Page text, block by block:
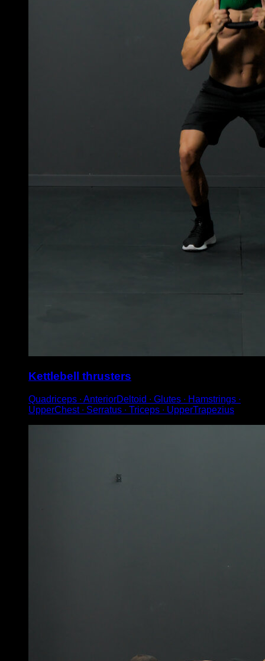
Kettlebell thrusters
Quadriceps ∙ AnteriorDeltoid ∙ Glutes ∙ Hamstrings ∙
UpperChest ∙ Serratus ∙ Triceps ∙ UpperTrapezius